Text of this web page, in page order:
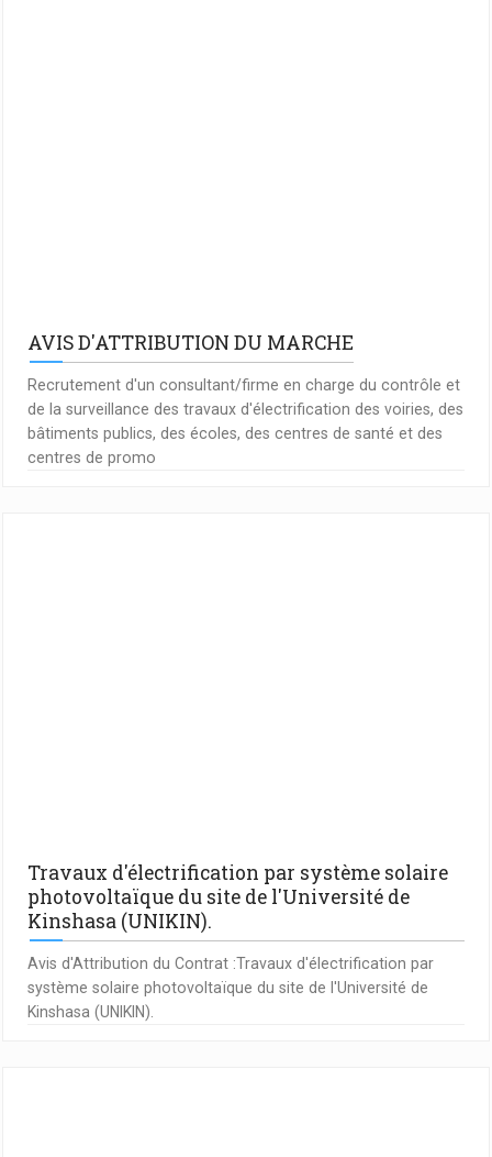
AVIS D'ATTRIBUTION DU MARCHE
Recrutement d'un consultant/firme en charge du contrôle et
de la surveillance des travaux d'électrification des voiries, des
bâtiments publics, des écoles, des centres de santé et des
centres de promo
Travaux d'électrification par système solaire
photovoltaïque du site de l'Université de
Kinshasa (UNIKIN).
Avis d'Attribution du Contrat :Travaux d'électrification par
système solaire photovoltaïque du site de l'Université de
Kinshasa (UNIKIN).